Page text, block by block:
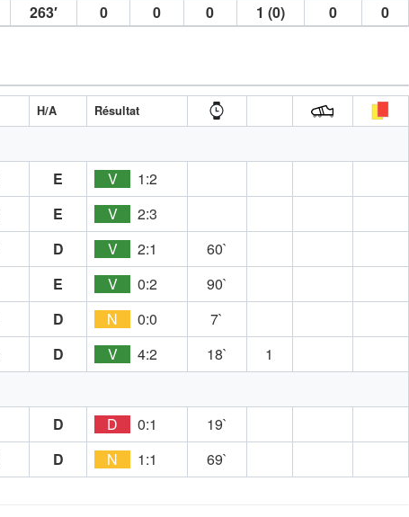
263′ 0 0 0 1 (0) 0 0
H/A Résultat
E V
1:2
E V
2:3
D V 2:1
60`
E V 0:2
90`
D N 0:0
7`
D V 4:2 18`
1
D D 0:1
19`
D N 1:1 69`